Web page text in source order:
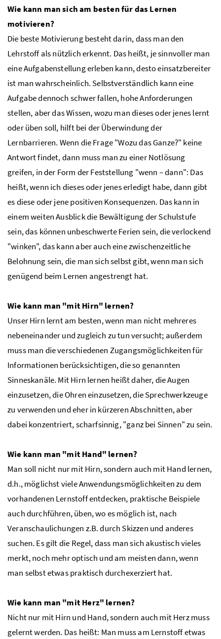
Wie kann man sich am besten für das Lernen
motivieren?
Die beste Motivierung besteht darin, dass man den
Lehrstoff als nützlich erkennt. Das heißt, je sinnvoller man
eine Aufgabenstellung erleben kann, desto einsatzbereiter
ist man wahrscheinlich. Selbstverständlich kann eine
Aufgabe dennoch schwer fallen, hohe Anforderungen
stellen, aber das Wissen, wozu man dieses oder jenes lernt
oder üben soll, hilft bei der Überwindung der
Lernbarrieren. Wenn die Frage "Wozu das Ganze?" keine
Antwort findet, dann muss man zu einer Notlösung
greifen, in der Form der Feststellung "wenn – dann": Das
heißt, wenn ich dieses oder jenes erledigt habe, dann gibt
es diese oder jene positiven Konsequenzen. Das kann in
einem weiten Ausblick die Bewältigung der Schulstufe
sein, das können unbeschwerte Ferien sein, die verlockend
"winken", das kann aber auch eine zwischenzeitliche
Belohnung sein, die man sich selbst gibt, wenn man sich
genügend beim Lernen angestrengt hat.
Wie kann man "mit Hirn" lernen?
Unser Hirn lernt am besten, wenn man nicht mehreres
nebeneinander und zugleich zu tun versucht; außerdem
muss man die verschiedenen Zugangsmöglichkeiten für
Informationen berücksichtigen, die so genannten
Sinneskanäle. Mit Hirn lernen heißt daher, die Augen
einzusetzen, die Ohren einzusetzen, die Sprechwerkzeuge
zu verwenden und eher in kürzeren Abschnitten, aber
dabei konzentriert, scharfsinnig, "ganz bei Sinnen" zu sein.
Wie kann man "mit Hand" lernen?
Man soll nicht nur mit Hirn, sondern auch mit Hand lernen,
d.h., möglichst viele Anwendungsmöglichkeiten zu dem
vorhandenen Lernstoff entdecken, praktische Beispiele
auch durchführen, üben, wo es möglich ist, nach
Veranschaulichungen z.B. durch Skizzen und anderes
suchen. Es gilt die Regel, dass man sich akustisch vieles
merkt, noch mehr optisch und am meisten dann, wenn
man selbst etwas praktisch durchexerziert hat.
Wie kann man "mit Herz" lernen?
Nicht nur mit Hirn und Hand, sondern auch mit Herz muss
gelernt werden. Das heißt: Man muss am Lernstoff etwas